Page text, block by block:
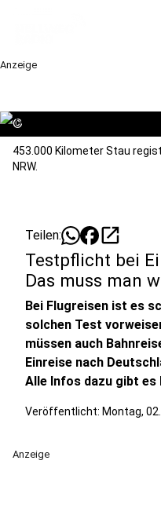
Anzeige
©
453.000 Kilometer Stau
NRW.
Teilen: open_in_new
Testpflicht bei
Das muss man
Bei Flugreisen ist es
solchen Test
müssen auch
Einreise nach
Alle Infos dazu gibt es
Veröffentlicht: Montag,
Anzeige